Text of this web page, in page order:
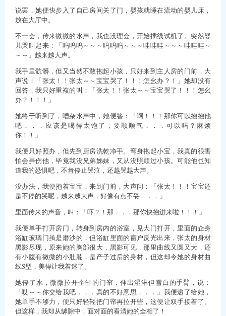
说罢，她便快步入了自己房间关了门，婴孩就睡在流动的婴儿床，
放在大厅中。
不一会，传来微微的水声，我也没理会，开始插线试机了。突然婴
儿哭叫起来：「呜呜呜～～～呜呜呜～～～哇哇哇～～～哇哇哇～
～～」越来越大声。
我手里骯髒，但又当然不敢抱起小孩，只好来到主人房的门前，大
声说：「张太！！张太～～宝宝哭了！！！怎幺办？！」她却没有
回答，我只好重複的叫：「张太！！张太～～宝宝哭了！！！怎幺
办？！！！」
她终于听到了，嘈杂水声中，她便答：「啊！！！那你可以抱抱他
吧．．．应该是喝得太饱了，要顺顺气．．．可以吗？麻烦
你！！」
我便只好照办，但先到厨房洗乾净手。弯身抱起小宝，我真的很害
怕会弄伤他，毕竟我没兄弟姊妹，又从没照顾过小孩。可能他也知
道我的恐惧吧，不肯停止哭泣，还越哭越大声。
没办法，我便抱着宝宝，来到门前，大声问：「张太！！！宝宝还
是不停的哭呢，越来越大声，好像有点不妥．．．」
里面传来的声音，叫：「吓？！那．．．那你快抱进来啦！！！」
我便单手打开房门，转身到房内的浴室，见大门打开，里面的企身
浴缸玻璃门虽是磨沙的，但浴缸里面的窗户反光出来，张太的身材
黑影尽现，原来她的胸部很大，黑影可见，那里曲线又圆又大，还
有小腹有微微的小肚腩，是产子过后的身材，但这却令她的身材曲
线S型，美得让我着迷了。
她停了水，微微拉开企缸的门帘，伸出湿淋但雪白的手臂，说：
「哎～～你交给我吧．．．真的不好意思．．．」我便递了给她，
她单手不够力，便只好轻轻把门帘再拉开些，这便让双手接着了。
但这样，我却从罅隙中，面对面的看清她的全相了！